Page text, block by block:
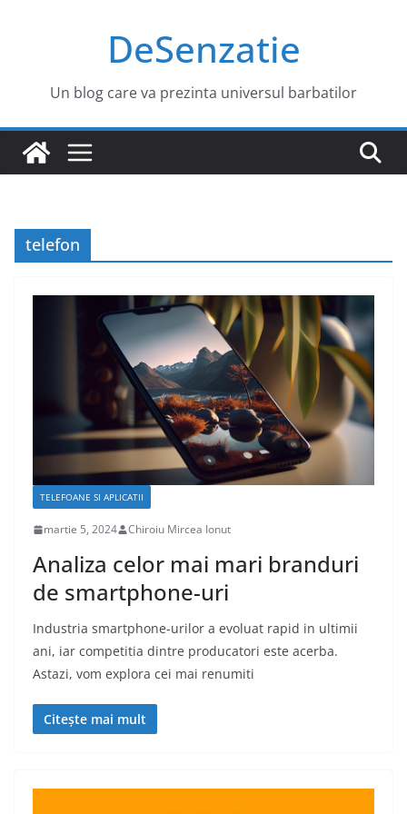
DeSenzatie
Un blog care va prezinta universul barbatilor
telefon
TELEFOANE SI APLICATII
martie 5, 2024 Chiroiu Mircea Ionut
Analiza celor mai mari branduri
de smartphone-uri
Industria smartphone-urilor a evoluat rapid in ultimii
ani, iar competitia dintre producatori este acerba.
Astazi, vom explora cei mai renumiti
Citește mai mult